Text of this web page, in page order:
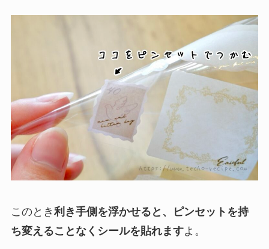
このとき 利き手側を浮かせると、ピンセットを持
ち変えることなくシールを貼れますよ。